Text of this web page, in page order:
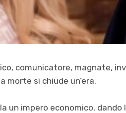
comunicatore, magnate,
morte si chiude un’era.
un impero economico, dando